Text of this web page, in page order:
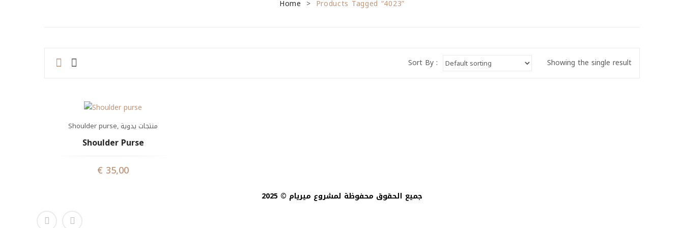
Home > Products Tagged “4023”
Showing the single result
Sort By :
Shoulder purse, منتجات يدوية
Shoulder Purse
€ 35,00
جميع الحقوق محفوظة لمشروع ميريام © 2025